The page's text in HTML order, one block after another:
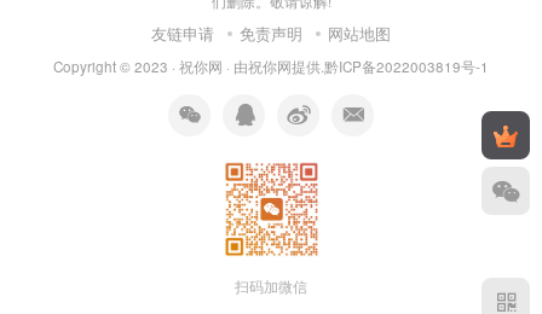
友链申请 免责声明 网站地图
Copyright © 2023 · 祝你网 · 由祝你网提供.黔ICP备2022003819号-1
扫码加微信